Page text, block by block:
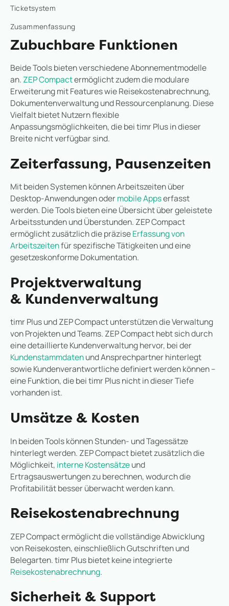
Ticketsystem
Zusammenfassung
Zubuchbare Funktionen
Beide Tools bieten verschiedene Abonnementmodelle
an. ZEP Compactermöglicht zudem die modulare
Erweiterung mit Features wie Reisekostenabrechnung,
Dokumentenverwaltung und Ressourcenplanung. Diese
Vielfalt bietet Nutzern flexible
Anpassungsmöglichkeiten, die bei timr Plus in dieser
Breite nicht verfügbar sind.
Zeiterfassung, Pausenzeiten
Mit beiden Systemen können Arbeitszeiten über
Desktop-Anwendungen odermobile Appserfasst
werden. Die Tools bieten eine Übersicht über geleistete
Arbeitsstunden und Überstunden. ZEP Compact
ermöglicht zusätzlich die präziseErfassung von
Arbeitszeitenfür spezifische Tätigkeiten und eine
gesetzeskonforme Dokumentation.
Projektverwaltung
& Kundenverwaltung
timr Plus und ZEP Compact unterstützen die Verwaltung
von Projekten und Teams. ZEP Compact hebt sich durch
eine detaillierte Kundenverwaltung hervor, bei der
Kundenstammdatenund Ansprechpartner hinterlegt
sowie Kundenverantwortliche definiert werden können –
eine Funktion, die bei timr Plus nicht in dieser Tiefe
vorhanden ist.
Umsätze & Kosten
In beiden Tools können Stunden- und Tagessätze
hinterlegt werden. ZEP Compact bietet zusätzlich die
Möglichkeit, interne Kostensätzeund
Ertragsauswertungen zu berechnen, wodurch die
Profitabilität besser überwacht werden kann.
Reisekostenabrechnung
ZEP Compact ermöglicht die vollständige Abwicklung
von Reisekosten, einschließlich Gutschriften und
Belegarten. timr Plus bietet keine integrierte
Reisekostenabrechnung.
Sicherheit & Support